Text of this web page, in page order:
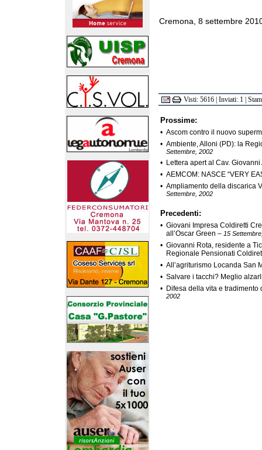
Cremona, 8 settembre
Visti: 5616 | Inviati: 1 |
Prossime:
• Ascom contro il nuovo
• Ambiente, Alloni (PD): la
Settembre, 2002
• Lettera apert al Cav.
• AEMCOM: NASCE “VERY
• Ampliamento della discarica
Settembre, 2002
Precedenti:
• Giovani Impresa Coldiretti
all’Oscar Green – 15
• Giovanni Rota, residente a
Regionale Pensionati
• All’agriturismo Locanda San
• Salvare i tacchi? Meglio
• Difesa della vita e
2002